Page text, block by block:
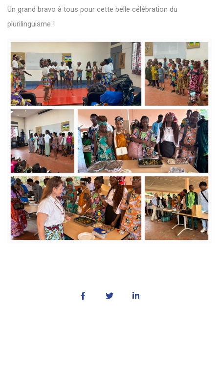
Un grand bravo à tous pour cette belle célébration du
plurilinguisme !